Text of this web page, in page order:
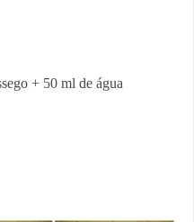
+ 50 ml de água